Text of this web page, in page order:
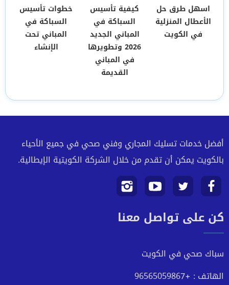
اسهل طرق حل
الأعطال المنزلية
في الكويت
كيفية تأسيس
السباكة في
المباني الجديد
2026 وتطويرها
في المباني
القديمة
خطوات تأسيس
السباكة في
المباني تحت
الإنشاء
أفضل خدمات تسليك المجاري وفني صحي في جميع الأحياء
بالكويت يمكن أن تقدم من خلال الشركة الكويتية الإيطالية.
تابعنا
على
تابعنا
على
تابعنا
على
تابعنا
علىكن على تواصل معنا
سباك صحي في الكويت
الهاتف : +96565059867